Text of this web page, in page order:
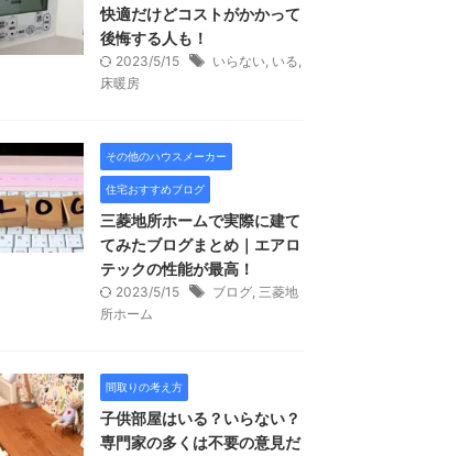
快適だけどコストがかかって
後悔する人も！
2023/5/15 いらない, いる,
床暖房
その他のハウスメーカー
住宅おすすめブログ
三菱地所ホームで実際に建て
てみたブログまとめ｜エアロ
テックの性能が最高！
2023/5/15 ブログ, 三菱地
所ホーム
間取りの考え方
子供部屋はいる？いらない？
専門家の多くは不要の意見だ